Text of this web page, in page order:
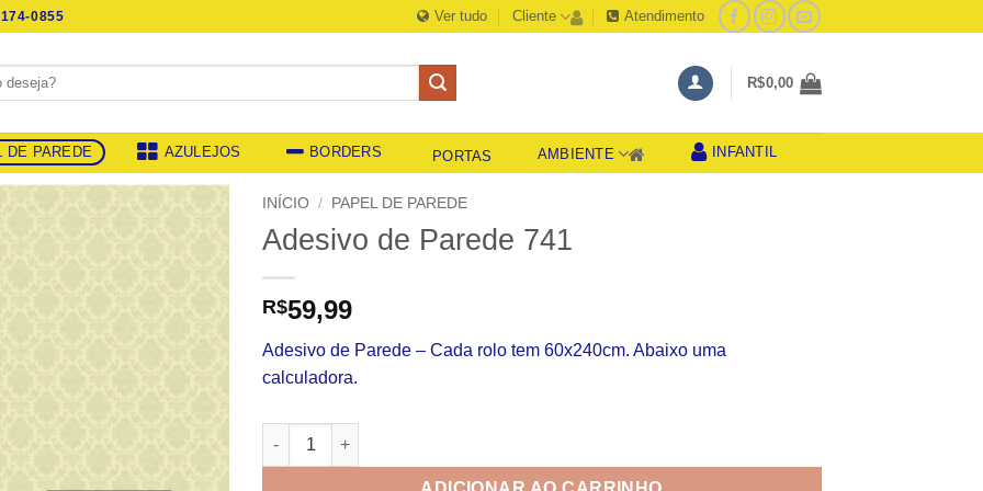
0855 Ver tudo Cliente Atendimento
R$0,00
DE PAREDE AZULEJOS BORDERS PORTAS AMBIENTE INFANTIL
INÍCIO / PAPEL DE PAREDE
Adesivo de Parede 741
R$59,99
Adesivo de Parede – Cada rolo tem 60x240cm. Abaixo uma
calculadora.
Adesivo de Parede 741 quantidade